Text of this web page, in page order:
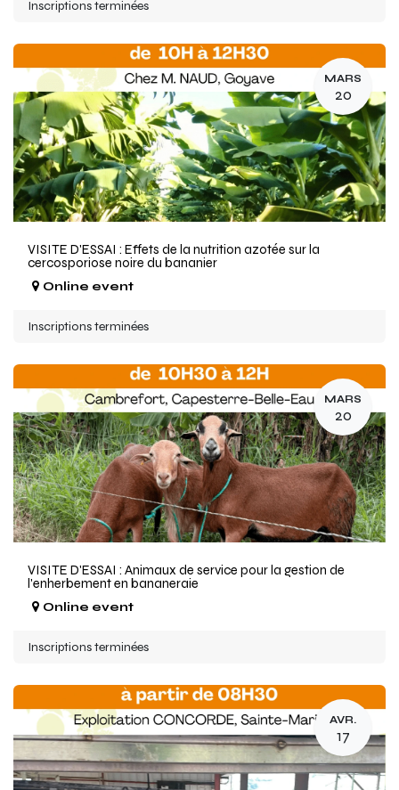
Inscriptions terminées
MARS
20
VISITE D'ESSAI : Effets de la nutrition azotée sur la
cercosporiose noire du bananier
Online event
Inscriptions terminées
MARS
20
VISITE D'ESSAI : Animaux de service pour la gestion de
l'enherbement en bananeraie
Online event
Inscriptions terminées
AVR.
17